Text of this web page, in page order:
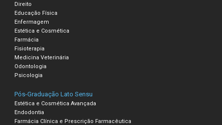
Direito
Educação Física
Enfermagem
Estética e Cosmética
Farmácia
Fisioterapia
Medicina Veterinária
Odontologia
Psicologia
Pós-Graduação Lato Sensu
Estética e Cosmética Avançada
Endodontia
Farmácia Clínica e Prescrição Farmacêutica